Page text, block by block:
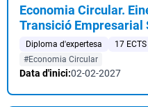
Economia Circular.
Transició Empresarial
Diploma d'expertesa 17 ECTS
#Economia Circular
Data d'inici:02-02-2027